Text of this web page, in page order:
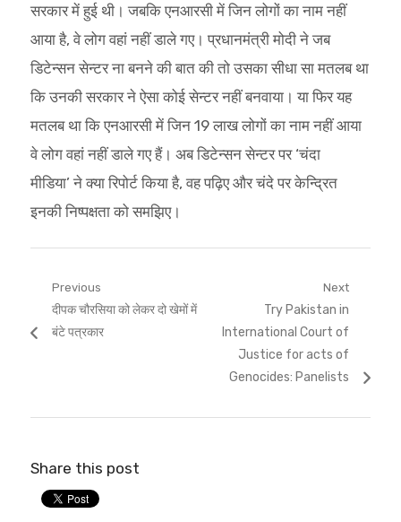
सरकार में हुई थी। जबकि एनआरसी में जिन लोगों का नाम नहीं
आया है, वे लोग वहां नहीं डाले गए। प्रधानमंत्री मोदी ने जब
डिटेन्सन सेन्टर ना बनने की बात की तो उसका सीधा सा मतलब था
कि उनकी सरकार ने ऐसा कोई सेन्टर नहीं बनवाया। या फिर यह
मतलब था कि एनआरसी में जिन 19 लाख लोगों का नाम नहीं आया
वे लोग वहां नहीं डाले गए हैं। अब डिटेन्सन सेन्टर पर ‘चंदा
मीडिया’ ने क्या रिपोर्ट किया है, वह पढ़िए और चंदे पर केन्द्रित
इनकी निष्पक्षता को समझिए।
Post
navigation
Previous
Previous
post:
दीपक चौरसिया को लेकर दो खेमों में
बंटे पत्रकार
Next
Next
post:
Try Pakistan in
International Court of
Justice for acts of
Genocides: Panelists
Share this post